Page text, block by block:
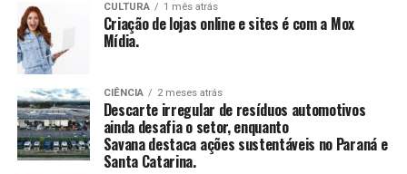
Entre os convidados, destacaram-se empresários como
Ricardo Soares, James Kruel, Daniel Chiesa e Darci
Sttrack que vivenciaram um ambiente de trocas
estratégicas, conexões de alto valor e discussões
profundas sobre expansão de mentalidade e
posicionamento.
CULTURA 1 mês atrás
Criação de lojas online e sites é com a Mox
Mídia.
CIÊNCIA 2 meses atrás
Descarte irregular de resíduos automotivos
ainda desafia o setor, enquanto
Savana destaca ações sustentáveis no Paraná e
Santa Catarina.